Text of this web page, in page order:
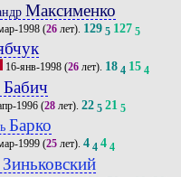
Максименко
1998(26лет). 129 5 127 5
16-янв-1998(26лет). 18 4 15 4
Бабич
1996(28лет). 22 5 21 5
Барко
1999(25лет). 4 4 4 4
Зиньковский